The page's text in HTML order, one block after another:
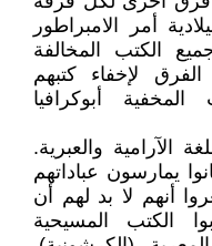
المقدسة. وفي عام 303 ميلادية أمر الامبراطور
الكتب المخالفة
لإخفاء كتبهم
أبوكرافيا
الآرامية والعبرية.
يمارسون عباداتهم
أنهم لا بد لهم أن
الكتب المسيحية